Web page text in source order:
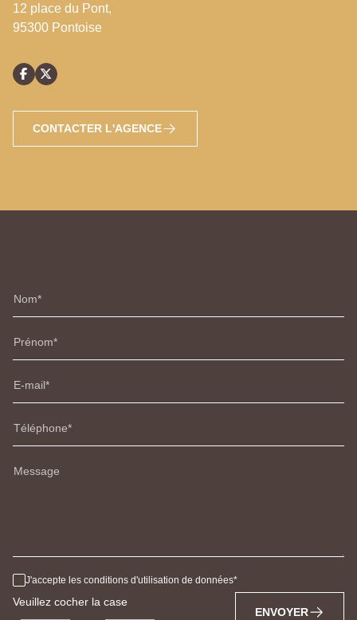
12 place du Pont,
95300 Pontoise
CONTACTER L'AGENCE
Nom
Prénom
E-mail
Téléphone
Message
J'accepte les conditions d'utilisation de données
Veuillez cocher la case
ENVOYER